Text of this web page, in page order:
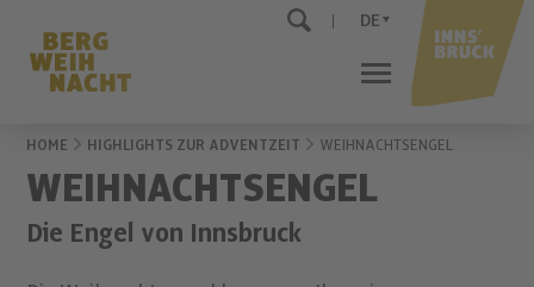
DE
HOME HIGHLIGHTS ZUR ADVENTZEIT WEIHNACHTSENGEL
WEIHNACHTSENGEL
Die Engel von Innsbruck